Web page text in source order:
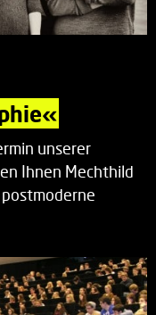
unserer
Ihnen Mechthild
postmoderne